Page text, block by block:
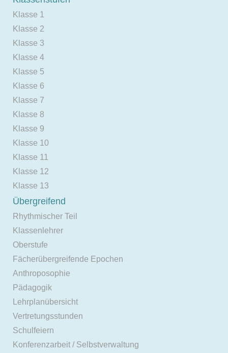
Klasse 1
Klasse 2
Klasse 3
Klasse 4
Klasse 5
Klasse 6
Klasse 7
Klasse 8
Klasse 9
Klasse 10
Klasse 11
Klasse 12
Klasse 13
Übergreifend
Rhythmischer Teil
Klassenlehrer
Oberstufe
Fächerübergreifende Epochen
Anthroposophie
Pädagogik
Lehrplanübersicht
Vertretungsstunden
Schulfeiern
Konferenzarbeit / Selbstverwaltung